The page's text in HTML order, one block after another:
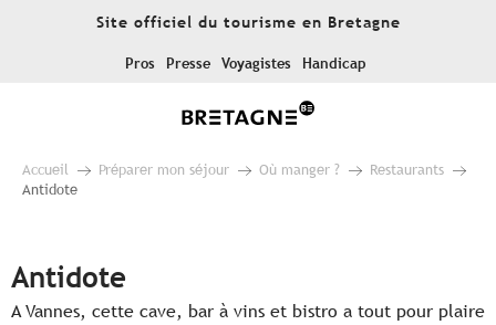
Site officiel du tourisme en Bretagne
Pros Presse Voyagistes Handicap
Accueil Préparer mon séjour Où manger ?
Restaurants
Antidote
Antidote
A Vannes, cette cave, bar à vins et bistro a tout pour plaire